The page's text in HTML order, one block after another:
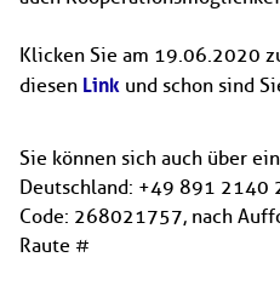
Klicken Sie am 19.06.2020
diesen Link und schon sind
Sie können sich auch über
Deutschland: +49 891 2140
Code: 268021757, nach
Raute #